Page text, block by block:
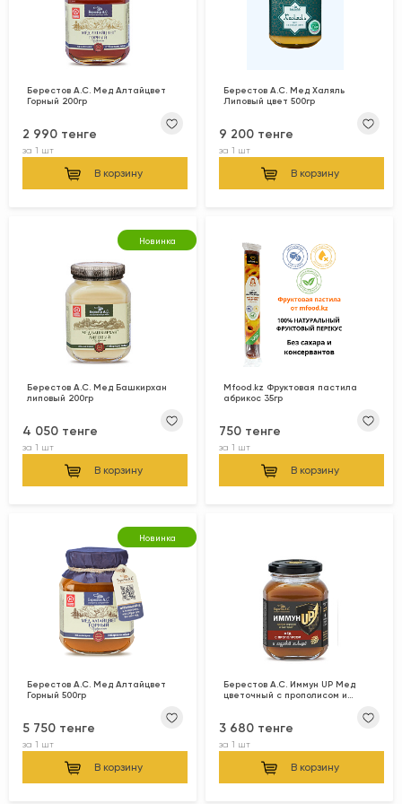
Берестов А.С. Мед Алтайцвет
Горный 200гр
2 990 тенге
за 1 шт
В корзину
Берестов А.С. Мед Халяль
Липовый цвет 500гр
9 200 тенге
за 1 шт
В корзину
Новинка
Берестов А.С. Мед Башкирхан
липовый 200гр
4 050 тенге
за 1 шт
В корзину
Mfood.kz Фруктовая пастила
абрикос 35гр
750 тенге
за 1 шт
В корзину
Новинка
Берестов А.С. Мед Алтайцвет
Горный 500гр
5 750 тенге
за 1 шт
В корзину
Берестов А.С. Иммун UP Мед
цветочный с прополисом и
3 680 тенге
за 1 шт
В корзину